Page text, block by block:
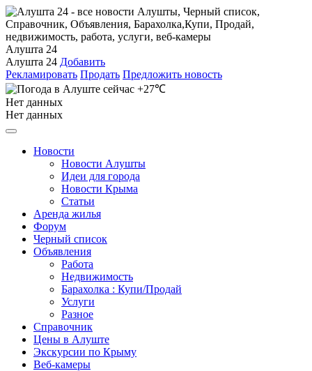
Алушта 24
Алушта 24 Добавить
Рекламировать Продать Предложить новость
+27℃
Нет данных
Нет данных
Новости
Новости Алушты
Идеи для города
Новости Крыма
Статьи
Аренда жилья
Форум
Черный список
Объявления
Работа
Недвижимость
Барахолка : Купи/Продай
Услуги
Разное
Справочник
Цены в Алуште
Экскурсии по Крыму
Веб-камеры